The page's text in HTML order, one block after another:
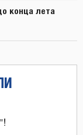
конца лета